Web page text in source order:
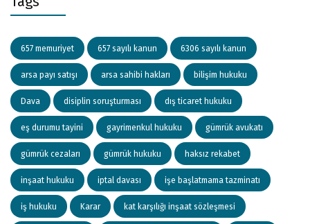
657 memuriyet 657 sayılı kanun 6306 sayılı kanun
arsa payı satışı arsa sahibi hakları bilişim hukuku
Dava disiplin soruşturması dış ticaret hukuku
eş durumu tayini gayrimenkul hukuku gümrük avukatı
gümrük cezaları gümrük hukuku haksız rekabet
inşaat hukuku iptal davası işe başlatmama tazminatı
iş hukuku Karar kat karşılığı inşaat sözleşmesi